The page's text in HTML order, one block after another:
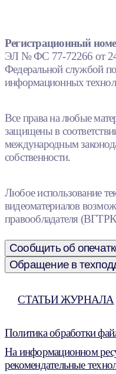
Регистрационный
ЭЛ № ФС 77-72266 от
Федеральной службой
информационных
Все права на любые
защищены в
международным
собственности.
Любое использование
видеоматериалов
правообладателя
Сообщить об
Обращение в
СТАТЬИ ЖУРНАЛА
Политика обработки
На информационном
рекомендательные